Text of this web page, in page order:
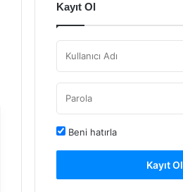
Kayıt Ol
Beni hatırla
Kayıt Ol